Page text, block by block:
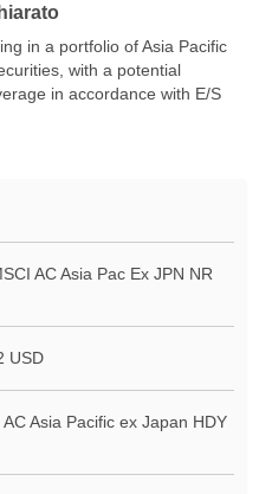
in a portfolio of Asia Pacific
with a potential
in accordance with E/S
AC Asia Pac Ex JPN NR
USD
AC Asia Pacific ex Japan HDY